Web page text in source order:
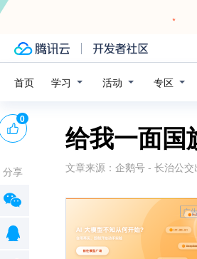
首页 学习 活动 专区
给我一面国
文章来源： 企鹅号 - 长治公交
广
0
分享